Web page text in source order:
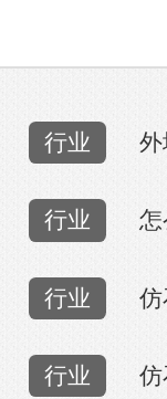
行业 外
行业
行业 仿
行业